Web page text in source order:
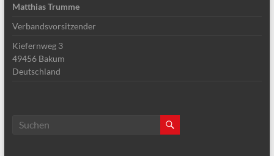
Matthias Trumme
Verbandsvorsitzender
Kiefernweg 3
49456 Bakum
Deutschland